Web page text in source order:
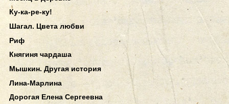
Ку-ка-ре-ку!
Шагал. Цвета любви
Риф
Княгиня чардаша
Мышкин. Другая история
Лина-Марлина
Дорогая Елена Сергеевна